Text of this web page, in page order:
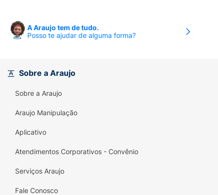
individual.
A Araujo tem de tudo.
Posso te ajudar de alguma forma?
Sobre a Araujo
Sobre a Araujo
Araujo Manipulação
Aplicativo
Atendimentos Corporativos - Convênio
Serviços Araujo
Fale Conosco